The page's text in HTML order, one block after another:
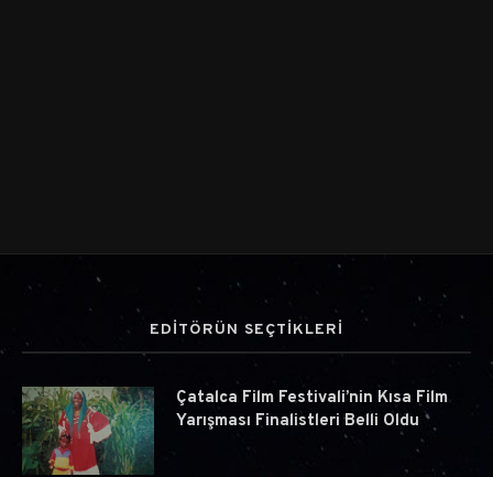
EDİTÖRÜN SEÇTİKLERİ
Çatalca Film Festivali’nin Kısa Film
Yarışması Finalistleri Belli Oldu